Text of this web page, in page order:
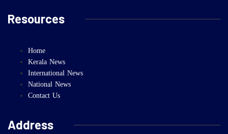
Resources
Home
Kerala News
International News
National News
Contact Us
Address